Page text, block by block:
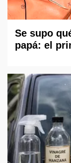
Se supo
papá: el